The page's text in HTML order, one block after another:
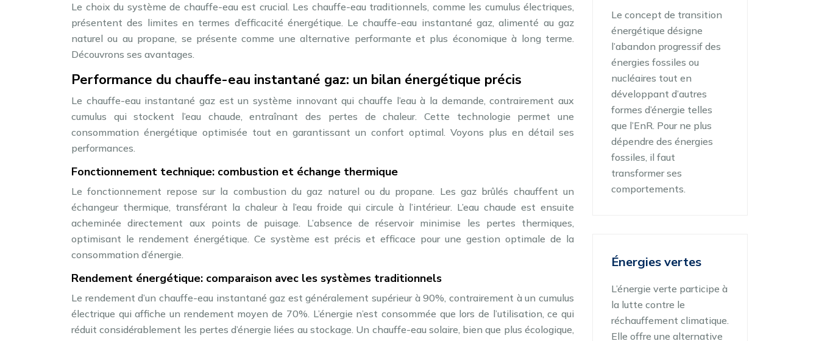
Le choix du système de chauffe-eau est crucial. Les chauffe-eau traditionnels, comme les cumulus électriques,
présentent des limites en termes d’efficacité énergétique. Le chauffe-eau instantané gaz, alimenté au gaz
naturel ou au propane, se présente comme une alternative performante et plus économique à long terme.
Découvrons ses avantages.
Performance du chauffe-eau instantané gaz: un bilan énergétique précis
Le chauffe-eau instantané gaz est un système innovant qui chauffe l’eau à la demande, contrairement aux
cumulus qui stockent l’eau chaude, entraînant des pertes de chaleur. Cette technologie permet une
consommation énergétique optimisée tout en garantissant un confort optimal. Voyons plus en détail ses
performances.
Fonctionnement technique: combustion et échange thermique
Le fonctionnement repose sur la combustion du gaz naturel ou du propane. Les gaz brûlés chauffent un
échangeur thermique, transférant la chaleur à l’eau froide qui circule à l’intérieur. L’eau chaude est ensuite
acheminée directement aux points de puisage. L’absence de réservoir minimise les pertes thermiques,
optimisant le rendement énergétique. Ce système est précis et efficace pour une gestion optimale de la
consommation d’énergie.
Rendement énergétique: comparaison avec les systèmes traditionnels
Le rendement d’un chauffe-eau instantané gaz est généralement supérieur à 90%, contrairement à un cumulus
électrique qui affiche un rendement moyen de 70%. L’énergie n’est consommée que lors de l’utilisation, ce qui
réduit considérablement les pertes d’énergie liées au stockage. Un chauffe-eau solaire, bien que plus écologique,
Le concept de transition
énergétique désigne
l’abandon progressif des
énergies fossiles ou
nucléaires tout en
développant d’autres
formes d’énergie telles
que l’EnR. Pour ne plus
dépendre des énergies
fossiles, il faut
transformer ses
comportements.
Énergies vertes
L’énergie verte participe à
la lutte contre le
réchauffement climatique.
Elle offre une alternative